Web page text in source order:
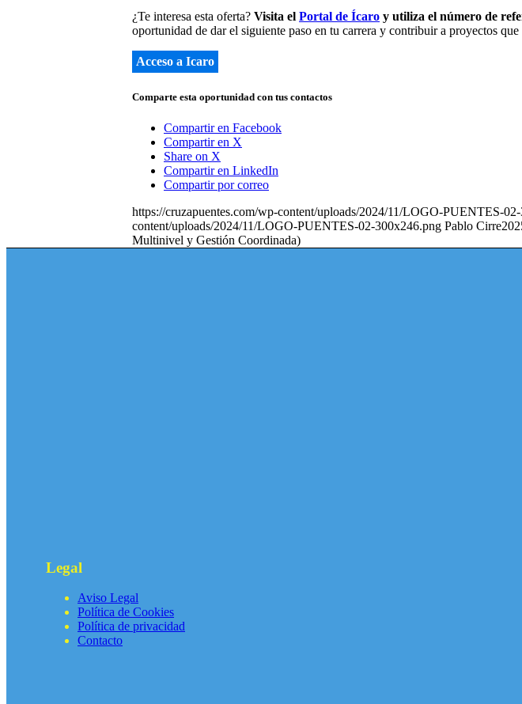
¿Te interesa esta oferta? Visita el Portal de Ícaro y utiliza el número de
oportunidad de dar el siguiente paso en tu carrera y contribuir a proyectos
Acceso a Icaro
Comparte esta oportunidad con tus contactos
Compartir en Facebook
Compartir en X
Share on X
Compartir en LinkedIn
Compartir por correo
https://cruzapuentes.com/wp-content/uploads/2024/11/LOGO-PUENTES-
content/uploads/2024/11/LOGO-PUENTES-02-300x246.png Pablo Cirre
Multinivel y Gestión Coordinada)
Legal
Aviso Legal
Política de Cookies
Política de privacidad
Contacto